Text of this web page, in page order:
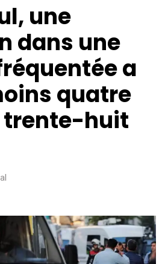
une
dans une
a
quatre
trente-huit